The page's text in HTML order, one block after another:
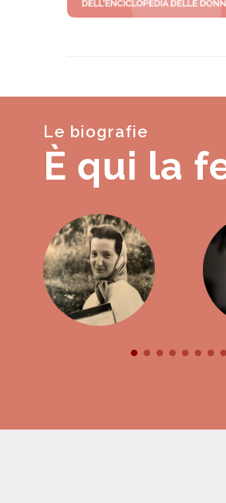
Le biografie
È qui la